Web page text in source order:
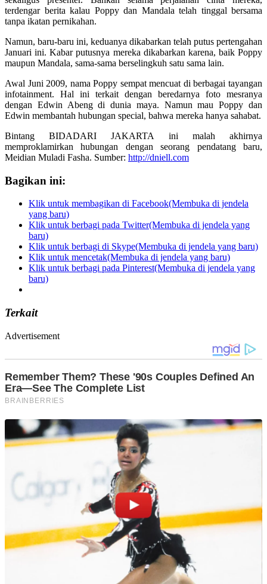
terdengar berita kalau Poppy dan Mandala telah tinggal bersama
tanpa ikatan pernikahan.
Namun, baru-baru ini, keduanya dikabarkan telah putus pertengahan
Januari ini. Kabar putusnya mereka dikabarkan karena, baik Poppy
maupun Mandala, sama-sama berselingkuh satu sama lain.
Awal Juni 2009, nama Poppy sempat mencuat di berbagai tayangan
infotainment. Hal ini terkait dengan beredarnya foto mesranya
dengan Edwin Abeng di dunia maya. Namun mau Poppy dan
Edwin membantah hubungan special, bahwa mereka hanya sahabat.
Bintang BIDADARI JAKARTA ini malah akhirnya
memproklamirkan hubungan dengan seorang pendatang baru,
Meidian Muladi Fasha. Sumber: http://dniell.com
Bagikan ini:
Klik untuk membagikan di Facebook(Membuka di jendela
yang baru)
Klik untuk berbagi pada Twitter(Membuka di jendela yang
baru)
Klik untuk berbagi di Skype(Membuka di jendela yang baru)
Klik untuk mencetak(Membuka di jendela yang baru)
Klik untuk berbagi pada Pinterest(Membuka di jendela yang
baru)
Terkait
Advertisement